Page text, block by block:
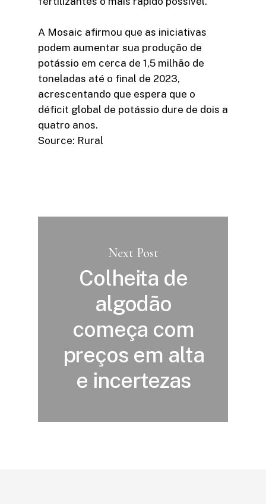
A Mosaic afirmou que as iniciativas
podem aumentar sua produção de
potássio em cerca de 1,5 milhão de
toneladas até o final de 2023,
acrescentando que espera que o
déficit global de potássio dure de dois a
quatro anos.
Source: Rural
Next Post
Colheita de
algodão
começa com
preços em alta
e incertezas